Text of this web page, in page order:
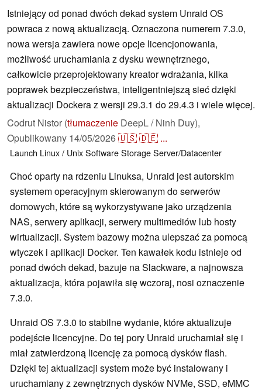
Istniejący od ponad dwóch dekad system Unraid OS
powraca z nową aktualizacją. Oznaczona numerem 7.3.0,
nowa wersja zawiera nowe opcje licencjonowania,
możliwość uruchamiania z dysku wewnętrznego,
całkowicie przeprojektowany kreator wdrażania, kilka
poprawek bezpieczeństwa, inteligentniejszą sieć dzięki
aktualizacji Dockera z wersji 29.3.1 do 29.4.3 i wiele więcej.
Codrut Nistor (tłumaczenie DeepL / Ninh Duy),
Opublikowany 14/05/2026🇺🇸🇩🇪 ...
Launch Linux / UnixSoftwareStorageServer/Datacenter
Choć oparty na rdzeniu Linuksa, Unraid jest autorskim
systemem operacyjnym skierowanym do serwerów
domowych, które są wykorzystywane jako urządzenia
NAS, serwery aplikacji, serwery multimediów lub hosty
wirtualizacji. System bazowy można ulepszać za pomocą
wtyczek i aplikacji Docker. Ten kawałek kodu istnieje od
ponad dwóch dekad, bazuje na Slackware, a najnowsza
aktualizacja, która pojawiła się wczoraj, nosi oznaczenie
7.3.0.
Unraid OS 7.3.0 to stabilne wydanie, które aktualizuje
podejście licencyjne. Do tej pory Unraid uruchamiał się i
miał zatwierdzoną licencję za pomocą dysków flash.
Dzięki tej aktualizacji system może być instalowany i
uruchamiany z zewnętrznych dysków NVMe, SSD, eMMC